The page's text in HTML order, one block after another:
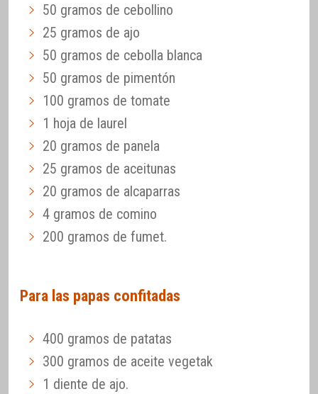
50 gramos de cebollino
25 gramos de ajo
50 gramos de cebolla blanca
50 gramos de pimentón
100 gramos de tomate
1 hoja de laurel
20 gramos de panela
25 gramos de aceitunas
20 gramos de alcaparras
4 gramos de comino
200 gramos de fumet.
Para las papas confitadas
400 gramos de patatas
300 gramos de aceite vegetak
1 diente de ajo.